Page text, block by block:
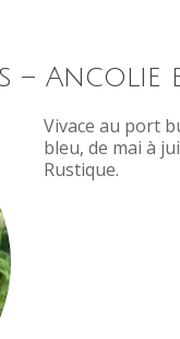
– Ancolie
Vivace au port
bleu, de mai à
Rustique.